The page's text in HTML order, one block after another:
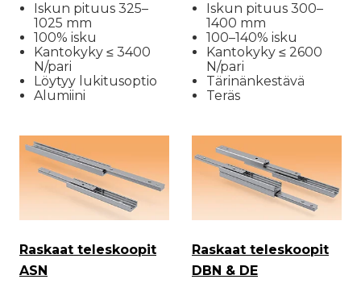
Iskun pituus 325–
1025 mm
100% isku
Kantokyky ≤ 3400
N/pari
Löytyy lukitusoptio
Alumiini
Iskun pituus 300–
1400 mm
100–140% isku
Kantokyky ≤ 2600
N/pari
Tärinänkestävä
Teräs
Raskaat teleskoopit
ASN
Raskaat teleskoopit
DBN & DE